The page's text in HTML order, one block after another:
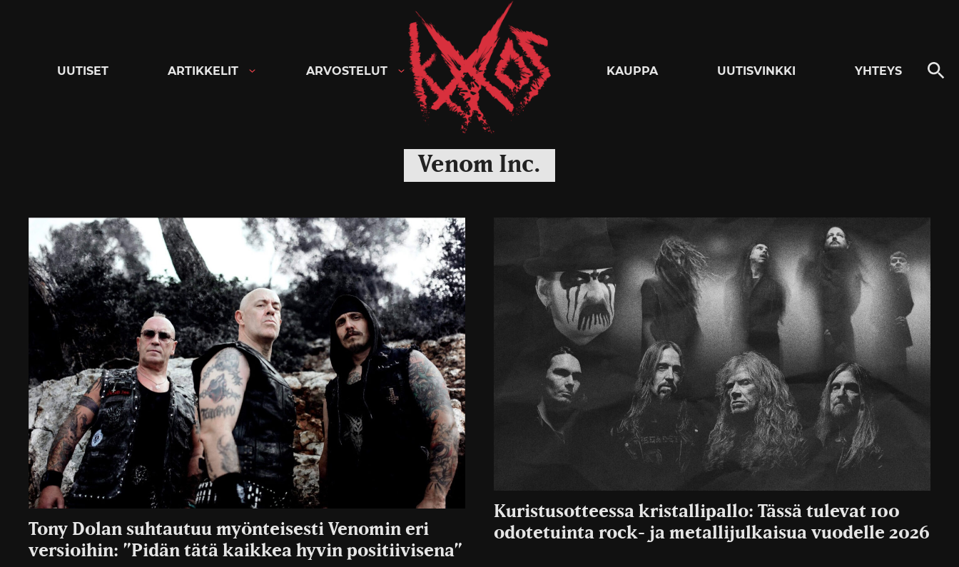
Kaaoszine
UUTISET ARTIKKELIT ARVOSTELUT KAUPPA UUTISVINKKI YHTEYS
Venom Inc.
Tony Dolan suhtautuu myönteisesti Venomin eri
versioihin: ”Pidän tätä kaikkea hyvin positiivisena”
Kuristusotteessa kristallipallo: Tässä tulevat 100
odotetuinta rock- ja metallijulkaisua vuodelle 2026